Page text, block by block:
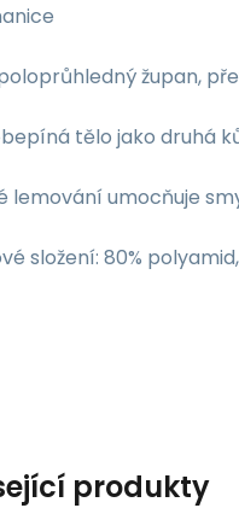
župan,
tělo jako druhá
lemování umocňuje
složení: 80%
produkty